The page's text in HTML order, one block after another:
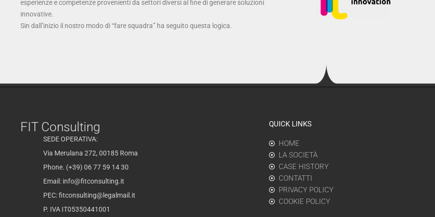
esperienze e competenze provenienti da settori diversi al fine di generare soluzioni
innovative.
Sin dall’inizio il nostro modo di “fare squadra” ha seguito questa logica.
FIT Consulting
SEDE OPERATIVA:
Via Merulana 272, 00185 Roma
Phone. (+39) 06 77 59 14 30
Email: info@fitconsulting.it
PEC:fitconsulting@legalmail.it
P. IVA IT05350441001
QUICK LINKS
HOME
LA SOCIETÀ
CASE HISTORY
CONTATTI
PRIVACY POLICY
COOKIE POLICY